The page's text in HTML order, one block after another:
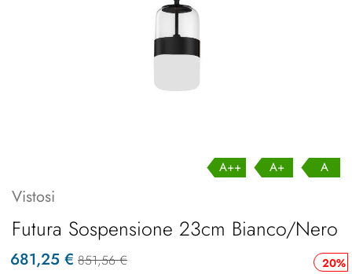
A++ A+ A
Vistosi
Futura Sospensione 23cm Bianco/Nero
20%
681,25 € 851,56 €